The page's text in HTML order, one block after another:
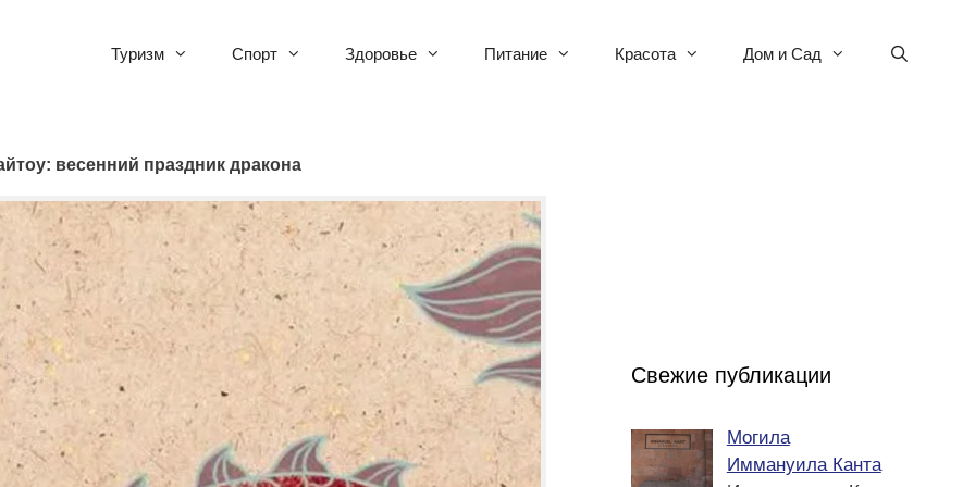
Туризм Спорт Здоровье Питание Красота Дом и Сад
весенний праздник дракона
Свежие публикации
Могила
Иммануила Канта